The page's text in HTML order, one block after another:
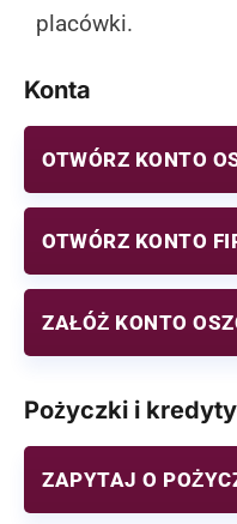
placówki.
Konta
OTWÓRZ KONTO
OTWÓRZ KONTO
ZAŁÓŻ KONTO
Pożyczki i kredyty
ZAPYTAJ O